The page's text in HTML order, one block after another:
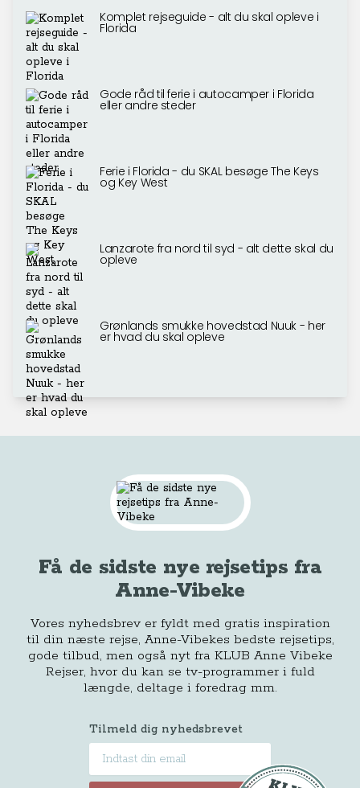
Komplet rejseguide - alt du skal opleve i
Florida
Gode råd til ferie i autocamper i Florida
eller andre steder
Ferie i Florida - du SKAL besøge The Keys
og Key West
Lanzarote fra nord til syd - alt dette skal du
opleve
Grønlands smukke hovedstad Nuuk - her
er hvad du skal opleve
Få de sidste nye rejsetips fra
Anne-Vibeke
Vores nyhedsbrev er fyldt med gratis inspiration
til din næste rejse, Anne-Vibekes bedste rejsetips,
gode tilbud, men også nyt fra KLUB Anne Vibeke
Rejser, hvor du kan se tv-programmer i fuld
længde, deltage i foredrag mm.
Tilmeld dig nyhedsbrevet